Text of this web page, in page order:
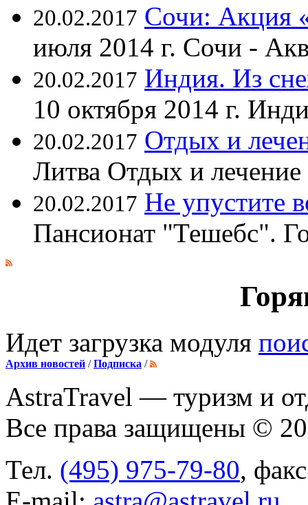
20.02.2017 Сочи: Акция
июля 2014 г. Сочи -
20.02.2017 Индия. Из
10 октября 2014 г.
20.02.2017 Отдых и
Литва Отдых и лечение
20.02.2017 Не упустите
Пансионат "Тешебс".
Идет загрузка модуля
Архив новостей /Подписка /
AstraTravel — туризм и
Все права защищены ©
Тел. (495) 975-79-80,